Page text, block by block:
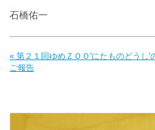
石橋佑一
« 第２１回ゆめＺＯＯ'にたものどうし'
ご報告